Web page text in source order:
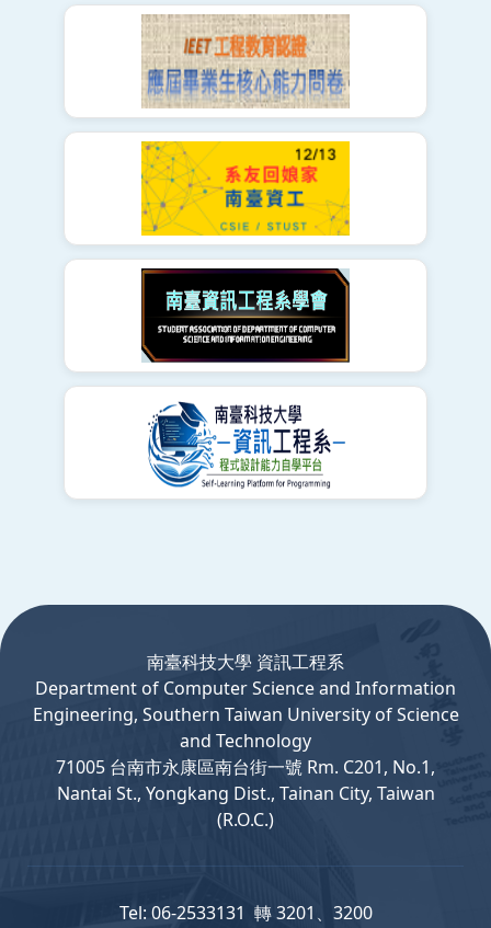
南臺科技大學 資訊工程系
Departmentof ComputerScience and Information
Engineering, Southern Taiwan University of Science
and Technology
71005 台南市永康區南台街一號 Rm. C201, No.1,
Nantai St., Yongkang Dist., Tainan City, Taiwan
(R.O.C.)
Tel: 06-2533131 轉 3201、3200